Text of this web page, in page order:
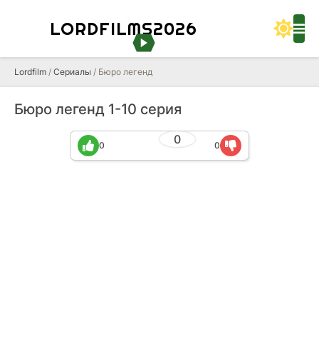
LORDFILMS2026
Lordfilm / Сериалы / Бюро легенд
Бюро легенд 1-10 серия
0
0 0